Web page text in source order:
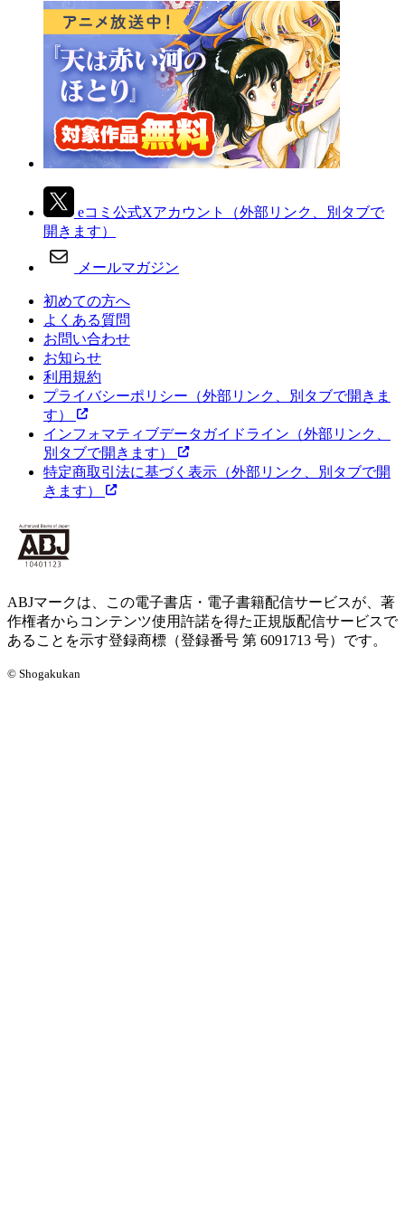
eコミ公式Xアカウント
（外部リンク、別タブで
開きます）
メールマガジン
初めての方へ
よくある質問
お問い合わせ
お知らせ
利用規約
プライバシーポリシー （外部リンク、別タブで開きま
す）
インフォマティブデータガイドライン （外部リンク、
別タブで開きます）
特定商取引法に基づく表示 （外部リンク、別タブで開
きます）
ABJマークは、この電子書店・電子書籍配信サービスが、著
作権者からコンテンツ使用許諾を得た正規版配信サービスで
あることを示す登録商標（登録番号 第 6091713 号）です。
© Shogakukan